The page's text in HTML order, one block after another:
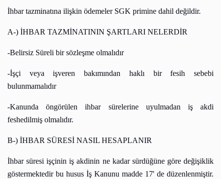
İhbar tazminatına ilişkin ödemeler SGK primine dahil değildir.
A-) İHBAR TAZMİNATININ ŞARTLARI NELERDİR
-Belirsiz Süreli bir sözleşme olmalıdır
-İşçi veya işveren bakımından haklı bir fesih sebebi
bulunmamalıdır
-Kanunda öngörülen ihbar sürelerine uyulmadan iş akdi
feshedilmiş olmalıdır.
B-) İHBAR SÜRESİ NASIL HESAPLANIR
İhbar süresi işçinin iş akdinin ne kadar sürdüğüne göre değişiklik
göstermektedir bu husus İş Kanunu madde 17' de düzenlenmiştir.